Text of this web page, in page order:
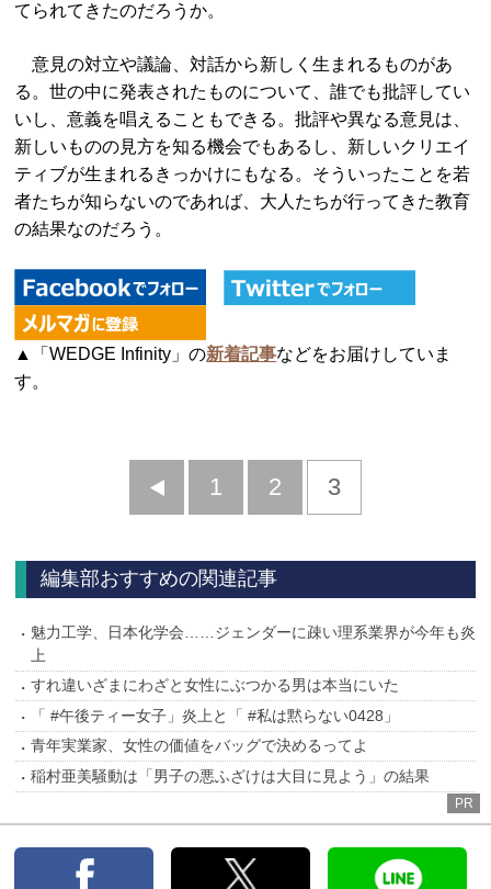
てられてきたのだろうか。
意見の対立や議論、対話から新しく生まれるものがあ
る。世の中に発表されたものについて、誰でも批評してい
いし、意義を唱えることもできる。批評や異なる意見は、
新しいものの見方を知る機会でもあるし、新しいクリエイ
ティブが生まれるきっかけにもなる。そういったことを若
者たちが知らないのであれば、大人たちが行ってきた教育
の結果なのだろう。
▲「WEDGE Infinity」の新着記事などをお届けしていま
す。
前
1 2 3
編集部おすすめの関連記事
魅力工学、日本化学会……ジェンダーに疎い理系業界が今年も炎
上
すれ違いざまにわざと女性にぶつかる男は本当にいた
「 #午後ティー女子」炎上と「 #私は黙らない0428」
青年実業家、女性の価値をバッグで決めるってよ
稲村亜美騒動は「男子の悪ふざけは大目に見よう」の結果
PR